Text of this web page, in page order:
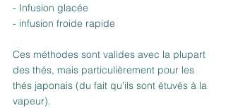
- Infusion glacée
- infusion froide rapide
Ces méthodes sont valides avec la plupart
des thés, mais particulièrement pour les
thés japonais (du fait qu'ils sont étuvés à la
vapeur).